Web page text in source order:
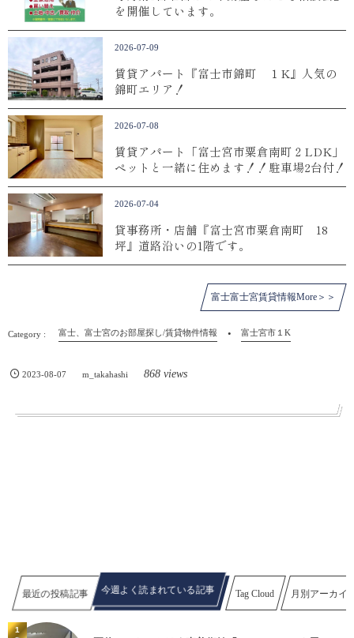
を開催しています。
2026-07-09
賃貸アパート『富士市錦町 １K』人気の
錦町エリア！
2026-07-08
賃貸アパート「富士宮市粟倉南町２LDK」
ペットと一緒に住めます！！駐車場2台付！
2026-07-04
貸事務所・店舗『富士宮市粟倉南町 18
坪』道路沿いの1階です。
富士富士宮賃貸情報More＞＞
富士、富士宮のお部屋探し/賃貸物件情報 富士宮市１K
2023-08-07 m_takahashi 868 views
最近の投稿記事 今週よく読まれている記事 Tag Cloud 月別アーカイ
1